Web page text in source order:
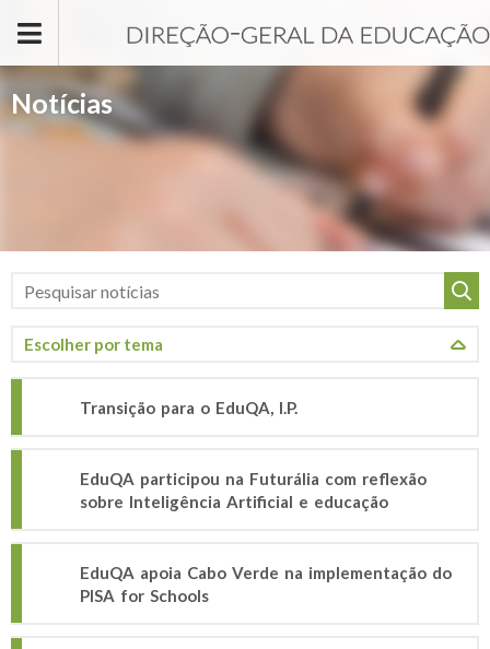
Notícias
Transição para o EduQA, I.P.
EduQA participou na Futurália com reflexão
sobre Inteligência Artificial e educação
EduQA apoia Cabo Verde na implementação do
PISA for Schools